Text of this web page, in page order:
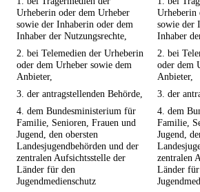
Urheberin oder dem Urheber
sowie der Inhaberin oder dem
Inhaber der Nutzungsrechte,
Urheberin
sowie der
Inhaber
2. bei Telemedien der Urheberin
oder dem Urheber sowie dem
Anbieter,
2. bei
oder dem
Anbieter,
3. der antragstellenden Behörde,
3. der
4. dem Bundesministerium für
Familie, Senioren, Frauen und
Jugend, den obersten
Landesjugendbehörden und der
zentralen Aufsichtsstelle der
Länder für den
Jugendmedienschutz
4. dem
Familie,
Jugend,
zentralen
Länder